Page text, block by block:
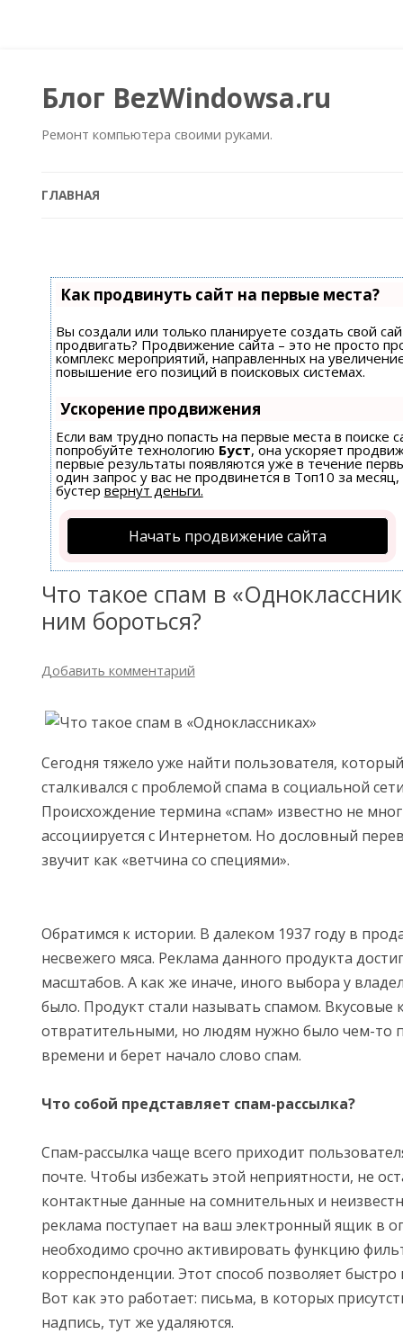
Блог BezWindowsa.ru
Ремонт компьютера своими руками.
ГЛАВНАЯ
Как продвинуть сайт на первые места?
Вы создали или только планируете создать свой
продвигать? Продвижение сайта – это не просто
комплекс мероприятий, направленных на
повышение его позиций в поисковых системах.
Ускорение продвижения
Если вам трудно попасть на первые места в поиске
попробуйте технологию Буст, она ускоряет
первые результаты появляются уже в течение
один запрос у вас не продвинется в Топ10 за
бустер вернут деньги.
Начать продвижение сайта
Что такое спам в
ним бороться?
Добавить комментарий
Сегодня тяжело уже найти пользователя,
сталкивался с проблемой спама в социальной
Происхождение термина «спам» известно не
ассоциируется с Интернетом. Но дословный
звучит как «ветчина со специями».
Обратимся к истории. В далеком 1937 году в
несвежего мяса. Реклама данного продукта
масштабов. А как же иначе, иного выбора у
было. Продукт стали называть спамом. Вкусовые
отвратительными, но людям нужно было чем-то
времени и берет начало слово спам.
Что собой представляет спам-рассылка?
Спам-рассылка чаще всего приходит
почте. Чтобы избежать этой неприятности, не
контактные данные на сомнительных и
реклама поступает на ваш электронный ящик в
необходимо срочно активировать функцию
корреспонденции. Этот способ позволяет быстро
Вот как это работает: письма, в которых
надпись, тут же удаляются.